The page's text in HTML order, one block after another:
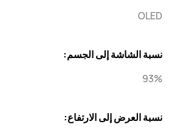
OLED
نسبة الشاشة إلى الجسم:
93%
نسبة العرض إلى الارتفاع: